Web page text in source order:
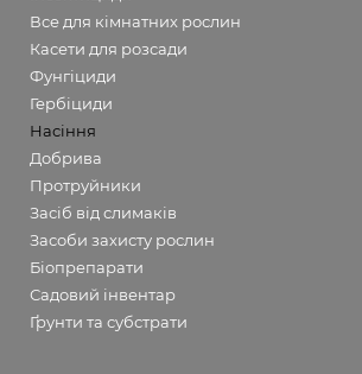
Все для кімнатних рослин
Касети для розсади
Фунгіциди
Гербіциди
Насіння
Добрива
Протруйники
Засіб від слимаків
Засоби захисту рослин
Біопрепарати
Садовий інвентар
Ґрунти та субстрати